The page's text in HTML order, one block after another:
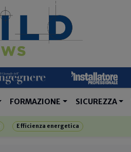
FORMAZIONE SICUREZZA
Efficienza energetica